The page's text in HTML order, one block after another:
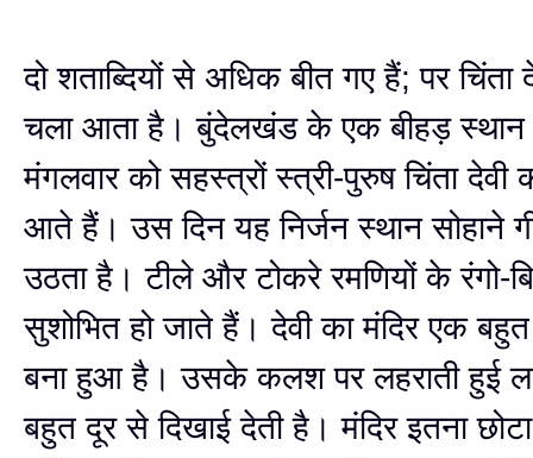
दो शताब्दियों से अधिक बीत गए हैं; पर चिंता
चला आता है। बुंदेलखंड के एक बीहड़
मंगलवार को सहस्त्रों स्त्री-पुरुष चिंता देवी
आते हैं। उस दिन यह निर्जन स्थान सोहाने
उठता है। टीले और टोकरे रमणियों के रंगो-
सुशोभित हो जाते हैं। देवी का मंदिर एक
बना हुआ है। उसके कलश पर लहराती हुई
बहुत दूर से दिखाई देती है। मंदिर इतना